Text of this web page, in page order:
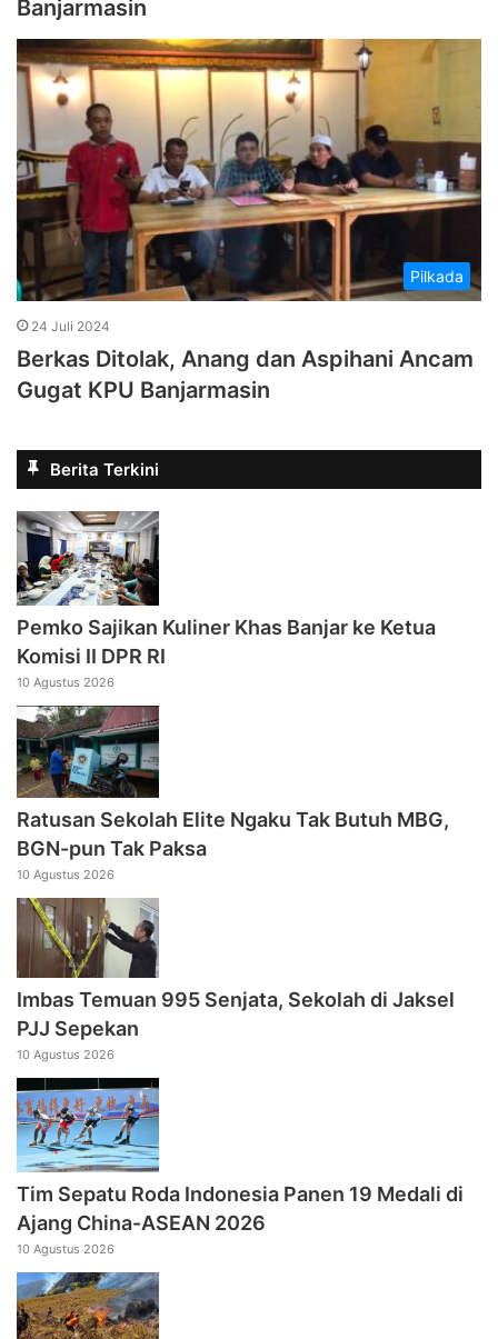
Banjarmasin
Pilkada
24 Juli 2024
Berkas Ditolak, Anang dan Aspihani Ancam
Gugat KPU Banjarmasin
Berita Terkini
Pemko Sajikan Kuliner Khas Banjar ke Ketua
Komisi II DPR RI
10 Agustus 2026
Ratusan Sekolah Elite Ngaku Tak Butuh MBG,
BGN-pun Tak Paksa
10 Agustus 2026
Imbas Temuan 995 Senjata, Sekolah di Jaksel
PJJ Sepekan
10 Agustus 2026
Tim Sepatu Roda Indonesia Panen 19 Medali di
Ajang China-ASEAN 2026
10 Agustus 2026